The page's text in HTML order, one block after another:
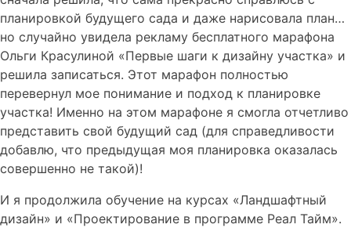
планировкой будущего сада и даже нарисовала план…
но случайно увидела рекламу бесплатного марафона
Ольги Красулиной «Первые шаги к дизайну участка» и
решила записаться. Этот марафон полностью
перевернул мое понимание и подход к планировке
участка! Именно на этом марафоне я смогла отчетливо
представить свой будущий сад (для справедливости
добавлю, что предыдущая моя планировка оказалась
совершенно не такой)!
И я продолжила обучение на курсах «Ландшафтный
дизайн» и «Проектирование в программе Реал Тайм».